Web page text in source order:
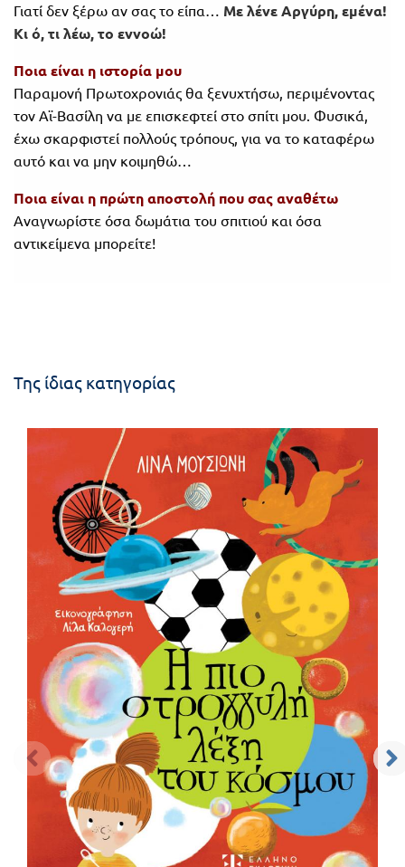
Γιατί δεν ξέρω αν σας το είπα… Με λένε Αργύρη, εμένα!
Κι ό, τι λέω, το εννοώ!
Ποια είναι η ιστορία μου
Παραμονή Πρωτοχρονιάς θα ξενυχτήσω, περιμένοντας
τον Αϊ-Βασίλη να με επισκεφτεί στο σπίτι μου. Φυσικά,
έχω σκαρφιστεί πολλούς τρόπους, για να το καταφέρω
αυτό και να μην κοιμηθώ…
Ποια είναι η πρώτη αποστολή που σας αναθέτω
Αναγνωρίστε όσα δωμάτια του σπιτιού και όσα
αντικείμενα μπορείτε!
Της ίδιας κατηγορίας